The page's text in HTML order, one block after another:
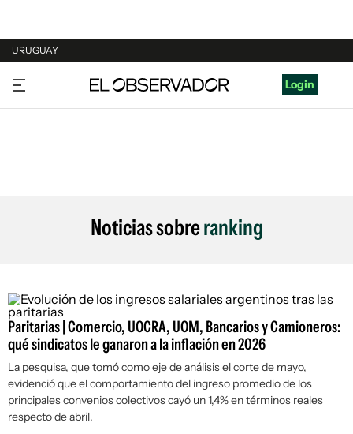
URUGUAY
URUGUAY
ARGENTINA
Login
Noticias sobreranking
Paritarias | Comercio, UOCRA, UOM, Bancarios y Camioneros:
qué sindicatos le ganaron a la inflación en 2026
La pesquisa, que tomó como eje de análisis el corte de mayo,
evidenció que el comportamiento del ingreso promedio de los
principales convenios colectivos cayó un 1,4% en términos reales
respecto de abril.